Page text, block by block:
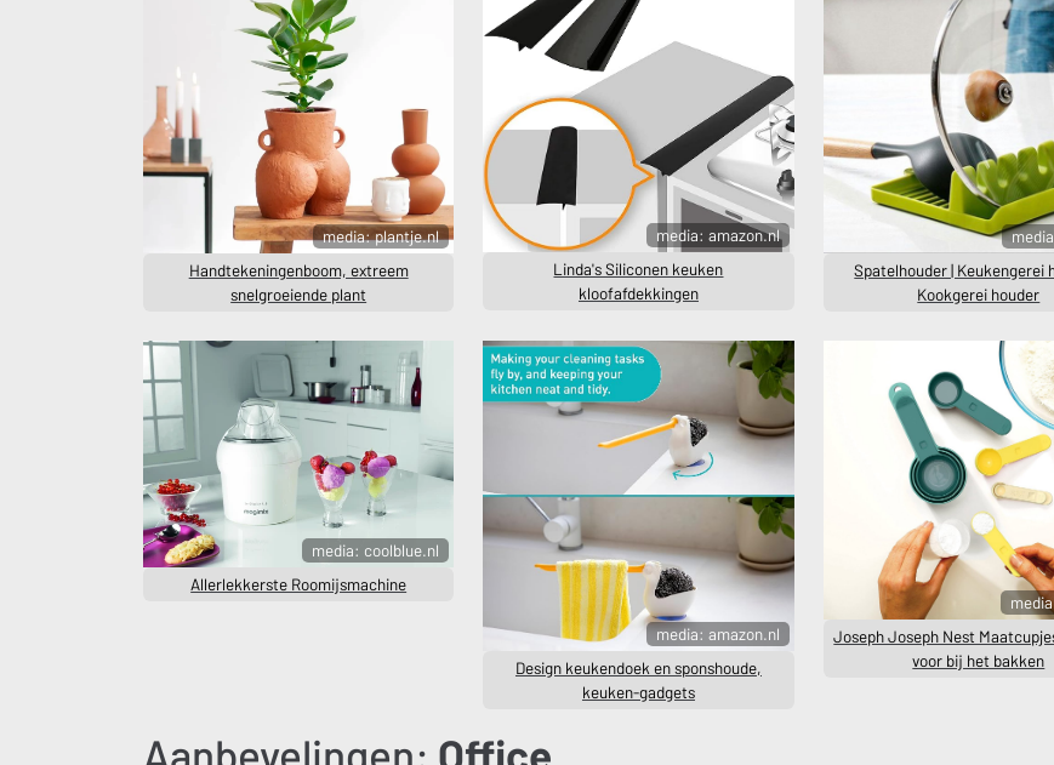
media: plantje.nl
Handtekeningenboom, extreem
snelgroeiende plant
media: amazon.nl
Linda's Siliconen keuken
kloofafdekkingen
Spatelhouder | Keukengerei
Kookgerei houder
media: coolblue.nl
Allerlekkerste Roomijsmachine
media: amazon.nl
Design keukendoek en sponshoude,
keuken-gadgets
Joseph Joseph Nest
voor bij het bakken
Aanbevelingen: Office